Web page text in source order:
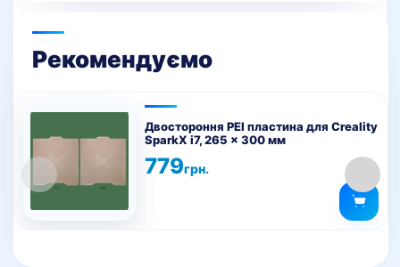
сторінці
товару
Рекомендуємо
Двостороння PEI пластина для Creality
SparkX i7, 265 x 300 мм
779грн.